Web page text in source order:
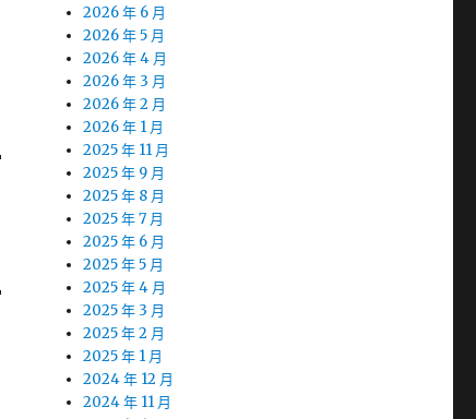
2026 年 6 月
2026 年 5 月
2026 年 4 月
2026 年 3 月
2026 年 2 月
2026 年 1 月
2025 年 11 月
2025 年 9 月
2025 年 8 月
2025 年 7 月
2025 年 6 月
2025 年 5 月
2025 年 4 月
2025 年 3 月
2025 年 2 月
2025 年 1 月
2024 年 12 月
2024 年 11 月